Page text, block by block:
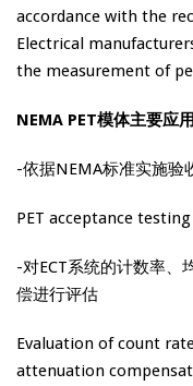
accordance with the
Electrical
the measurement of
NEMA PET模体主要应
-依据NEMA标准实施验
PET acceptance
-对ECT系统的计数率、
偿进行评估
Evaluation of count
attenuation